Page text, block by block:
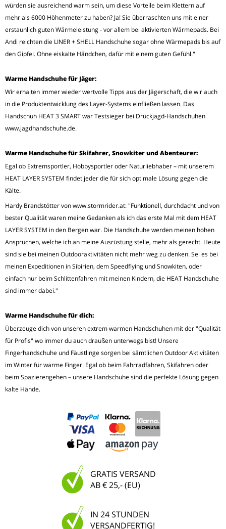
würden sie ausreichend warm sein, um diese Vorteile beim Klettern auf
mehr als 6000 Höhenmeter zu haben? Ja! Sie überraschten uns mit einer
erstaunlich guten Wärmeleistung - vor allem bei aktivierten Wärmepads. Bei
Andi reichten die LINER + SHELL Handschuhe sogar ohne Wärmepads bis auf
den Gipfel. Ohne eiskalte Händchen, dafür mit einem guten Gefühl."
Warme Handschuhe für Jäger:
Wir erhalten immer wieder wertvolle Tipps aus der Jägerschaft, die wir auch
in die Produktentwicklung des Layer-Systems einfließen lassen. Das
Handschuh HEAT 3 SMART war Testsieger bei Drückjagd-Handschuhen
www.jagdhandschuhe.de.
Warme Handschuhe für Skifahrer, Snowkiter und Abenteurer:
Egal ob Extremsportler, Hobbysportler oder Naturliebhaber – mit unserem
HEAT LAYER SYSTEM findet jeder die für sich optimale Lösung gegen die
Kälte.
Hardy Brandstötter von www.stormrider.at: "Funktionell, durchdacht und von
bester Qualität waren meine Gedanken als ich das erste Mal mit dem HEAT
LAYER SYSTEM in den Bergen war. Die Handschuhe werden meinen hohen
Ansprüchen, welche ich an meine Ausrüstung stelle, mehr als gerecht. Heute
sind sie bei meinen Outdooraktivitäten nicht mehr weg zu denken. Sei es bei
meinen Expeditionen in Sibirien, dem Speedflying und Snowkiten, oder
einfach nur beim Schlittenfahren mit meinen Kindern, die HEAT Handschuhe
sind immer dabei."
Warme Handschuhe für dich:
Überzeuge dich von unseren extrem warmen Handschuhen mit der "Qualität
für Profis" wo immer du auch draußen unterwegs bist! Unsere
Fingerhandschuhe und Fäustlinge sorgen bei sämtlichen Outdoor Aktivitäten
im Winter für warme Finger. Egal ob beim Fahrradfahren, Skifahren oder
beim Spazierengehen – unsere Handschuhe sind die perfekte Lösung gegen
kalte Hände.
GRATIS VERSAND
AB € 25,- (EU)
IN 24 STUNDEN
VERSANDFERTIG!